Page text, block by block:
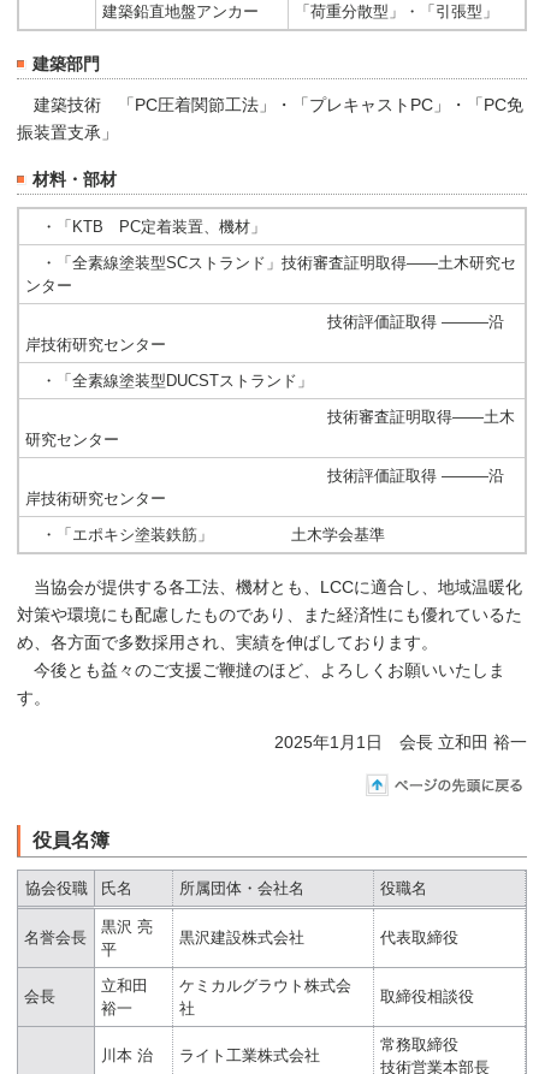
建築鉛直地盤アンカー
「荷重分散型」・「引張型」
建築部門
建築技術 「PC圧着関節工法」・「プレキャストPC」・「PC免
振装置支承」
材料・部材
・「KTB PC定着装置、機材」
・「全素線塗装型SCストランド」技術審査証明取得――土木研究セ
ンター
技術評価証取得 ―――沿
岸技術研究センター
・「全素線塗装型DUCSTストランド」
技術審査証明取得――土木
研究センター
技術評価証取得 ―――沿
岸技術研究センター
・「エポキシ塗装鉄筋」 土木学会基準
当協会が提供する各工法、機材とも、LCCに適合し、地域温暖化
対策や環境にも配慮したものであり、また経済性にも優れているた
め、各方面で多数採用され、実績を伸ばしております。
今後とも益々のご支援ご鞭撻のほど、よろしくお願いいたしま
す。
2025年1月1日 会長 立和田 裕一
役員名簿
協会役職 氏名 所属団体・会社名 役職名
名誉会長
黒沢 亮
平
黒沢建設株式会社 代表取締役
会長
立和田
裕一
ケミカルグラウト株式会
社
取締役相談役
川本 治 ライト工業株式会社
常務取締役
技術営業本部長